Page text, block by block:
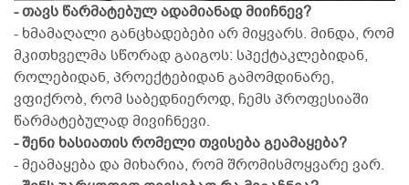
- თავს წარმატებულ ადამიანად მიიჩნევ?
- ხმამაღალი განცხადებები არ მიყვარს. მინდა, რომ
მკითხველმა სწორად გაიგოს: სპექტაკლებიდან,
როლებიდან, პროექტებიდან გამომდინარე,
ვფიქრობ, რომ საბედნიეროდ, ჩემს პროფესიაში
წარმატებულად მივიჩნევი.
- შენი ხასიათის რომელი თვისება გეამაყება?
- მეამაყება და მიხარია, რომ შრომისმოყვარე ვარ.